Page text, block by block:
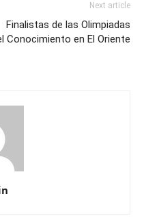
Next article
Finalistas de las Olimpiadas
Conocimiento en El Oriente